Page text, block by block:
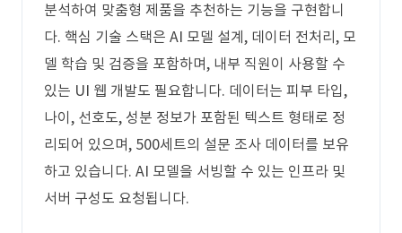
분석하여 맞춤형 제품을 추천하는 기능을 구현합니
다. 핵심 기술 스택은 AI 모델 설계, 데이터 전처리, 모
델 학습 및 검증을 포함하며, 내부 직원이 사용할 수
있는 UI 웹 개발도 필요합니다. 데이터는 피부 타입,
나이, 선호도, 성분 정보가 포함된 텍스트 형태로 정
리되어 있으며, 500세트의 설문 조사 데이터를 보유
하고 있습니다. AI 모델을 서빙할 수 있는 인프라 및
서버 구성도 요청됩니다.